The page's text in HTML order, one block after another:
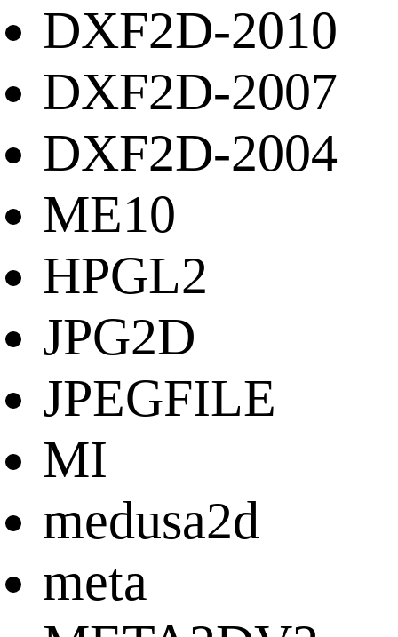
DXF2D-2010
DXF2D-2007
DXF2D-2004
ME10
HPGL2
JPG2D
JPEGFILE
MI
medusa2d
meta